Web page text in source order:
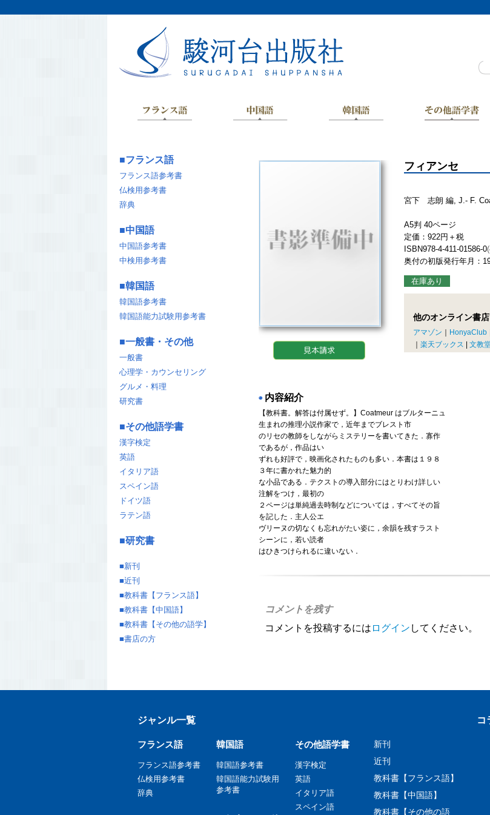
フィアンセ
宮下 志朗 編, J.- F.
A5判 40ページ
定価：922円＋税
ISBN978-4-411-01586-0
奥付の初版発行年月：
在庫あり
他のオンライン書店
アマゾン HonyaClub
楽天ブックス 文教
◉ 内容紹介
【教科書。解答は付属せず。】Coatmeur はブルターニュ
生まれの推理小説作家で，近年までブレスト市
のリセの教師をしながらミステリーを書いてきた．寡作
であるが，作品はい
ずれも好評で，映画化されたものも多い．本書は１９８
３年に書かれた魅力的
な小品である．テクストの導入部分にはとりわけ詳しい
注解をつけ，最初の
２ページは単純過去時制などについては，すべてその旨
を記した．主人公エ
ヴリーヌの切なくも忘れがたい姿に，余韻を残すラスト
シーンに，若い読者
はひきつけられるに違いない．
コメントを残す
コメントを投稿するには ログイン してください。
■フランス語
フランス語参考書
仏検用参考書
辞典
■中国語
中国語参考書
中検用参考書
■韓国語
韓国語参考書
韓国語能力試験用参考書
■一般書・その他
一般書
心理学・カウンセリング
グルメ・料理
研究書
■その他語学書
漢字検定
英語
イタリア語
スペイン語
ドイツ語
ラテン語
■研究書
■新刊
■近刊
■教科書【フランス語】
■教科書【中国語】
■教科書【その他の語学】
■書店の方
ジャンル一覧 コ
フランス語
フランス語参考書
仏検用参考書
辞典
韓国語
韓国語参考書
韓国語能力試験用
参考書
その他語学書
漢字検定
英語
イタリア語
スペイン語
新刊
近刊
教科書【フランス語】
教科書【中国語】
教科書【その他の語